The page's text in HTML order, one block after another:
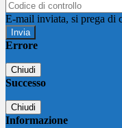
E-mail inviata, si prega di
Errore
Chiudi
Successo
Chiudi
Informazione